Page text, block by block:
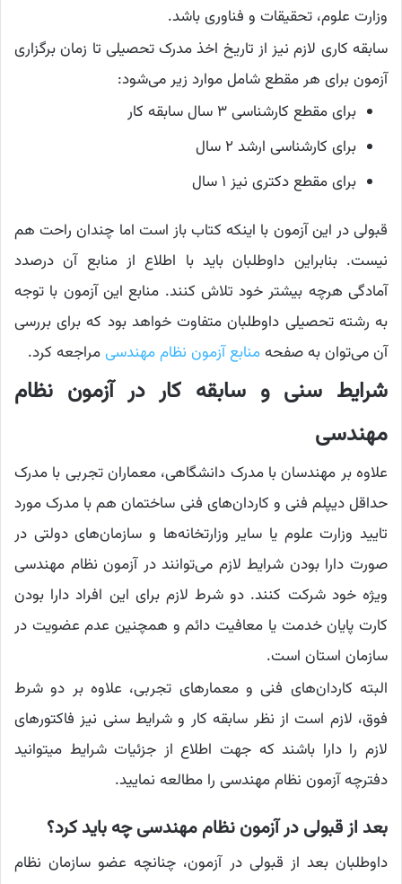
وزارت علوم، تحقیقات و فناوری باشد.
سابقه کاری لازم نیز از تاریخ اخذ مدرک تحصیلی تا زمان برگزاری
آزمون برای هر مقطع شامل موارد زیر می‌شود:
برای مقطع کارشناسی ۳ سال سابقه کار
برای کارشناسی ارشد ۲ سال
برای مقطع دکتری نیز ۱ سال
قبولی در این آزمون با اینکه کتاب باز است اما چندان راحت هم
نیست. بنابراین داوطلبان باید با اطلاع از منابع آن درصدد
آمادگی هرچه بیشتر خود تلاش کنند. منابع این آزمون با توجه
به رشته تحصیلی داوطلبان متفاوت خواهد بود که برای بررسی
آن می‌توان به صفحهمنابع آزمون نظام مهندسیمراجعه کرد.
شرایط سنی و سابقه کار در آزمون نظام
مهندسی
علاوه بر مهندسان با مدرک دانشگاهی، معماران تجربی با مدرک
حداقل دیپلم فنی و کاردان‌های فنی ساختمان هم با مدرک مورد
تایید وزارت علوم یا سایر وزارتخانه‌ها و سازمان‌های دولتی در
صورت دارا بودن شرایط لازم می‌توانند در آزمون نظام مهندسی
ویژه خود شرکت کنند. دو شرط لازم برای این افراد دارا بودن
کارت پایان خدمت یا معافیت دائم و همچنین عدم عضویت در
سازمان استان است.
البته کاردان‌های فنی و معمارهای تجربی، علاوه بر دو شرط
فوق، لازم است از نظر سابقه کار و شرایط سنی نیز فاکتورهای
لازم را دارا باشند که جهت اطلاع از جزئیات شرایط میتوانید
دفترچه آزمون نظام مهندسی را مطالعه نمایید.
بعد از قبولی در آزمون نظام مهندسی چه باید کرد؟
داوطلبان بعد از قبولی در آزمون، چنانچه عضو سازمان نظام